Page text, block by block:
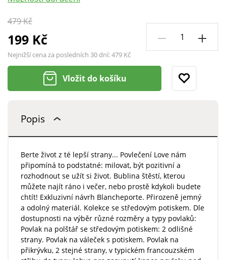
479 Kč
199 Kč
Nejnižší cena za posledních 30 dní:479 Kč
Vložit do košíku
Popis
Berte život z té lepší strany... Povlečení Love nám
připomíná to podstatné: milovat, být pozitivní a
rozhodnout se užít si život. Bublina štěstí, kterou
můžete najít ráno i večer, nebo prostě kdykoli budete
chtít! Exkluzivní návrh Blancheporte. Přirozeně jemný
a odolný materiál. Kolekce se středovým potiskem. Dle
dostupnosti na výběr různé rozměry a typy povlaků:
Povlak na polštář se středovým potiskem: 2 odlišné
strany. Povlak na váleček s potiskem. Povlak na
přikrývku, 2 stejné strany, v typickém francouzském